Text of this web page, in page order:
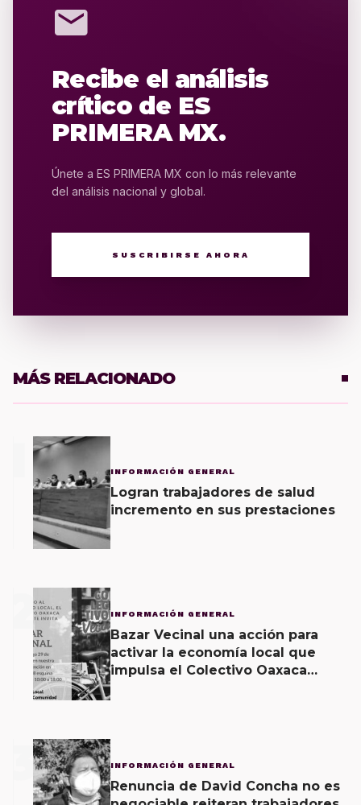
mail
Recibe el análisis
crítico de ES
PRIMERA MX.
Únete a ES PRIMERA MX con lo más relevante
del análisis nacional y global.
SUSCRIBIRSE AHORA
MÁS RELACIONADO
INFORMACIÓN GENERAL
Logran trabajadores de salud
incremento en sus prestaciones
2 INFORMACIÓN GENERAL
Bazar Vecinal una acción para
activar la economía local que
impulsa el Colectivo Oaxaca
3 INFORMACIÓN GENERAL
Renuncia de David Concha no es